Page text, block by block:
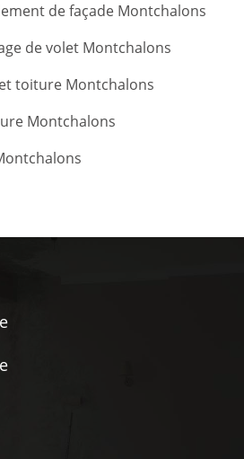
de façade Montchalons
de volet Montchalons
toiture Montchalons
Montchalons